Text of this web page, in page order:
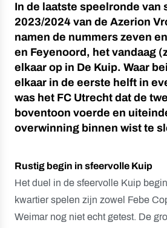
In de laatste speelronde van
2023/2024 van de Azerion
namen de nummers zeven
en Feyenoord, het vandaag
elkaar op in De Kuip. Waar
elkaar in de eerste helft in
was het FC Utrecht dat de
boventoon voerde en
overwinning binnen wist te
Rustig begin in sfeervolle Kuip
Het duel in de sfeervolle Kuip
kwartier spelen zijn zowel Febe
Weimar nog niet echt getest. De